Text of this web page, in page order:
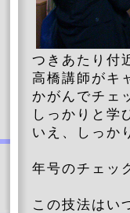
つきあたり付
高橋講師がキ
かがんでチェ
しっかりと学
いえ、しっか
年号のチェッ
この技法はい